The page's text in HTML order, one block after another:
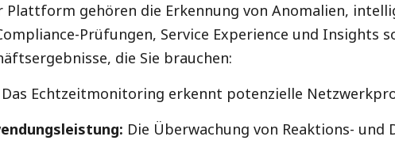
gehören die Erkennung von Anomalien,
Prüfungen, Service Experience und Insights
die Sie brauchen:
Das Echtzeitmonitoring erkennt potenzielle
Die Überwachung von Reaktions-